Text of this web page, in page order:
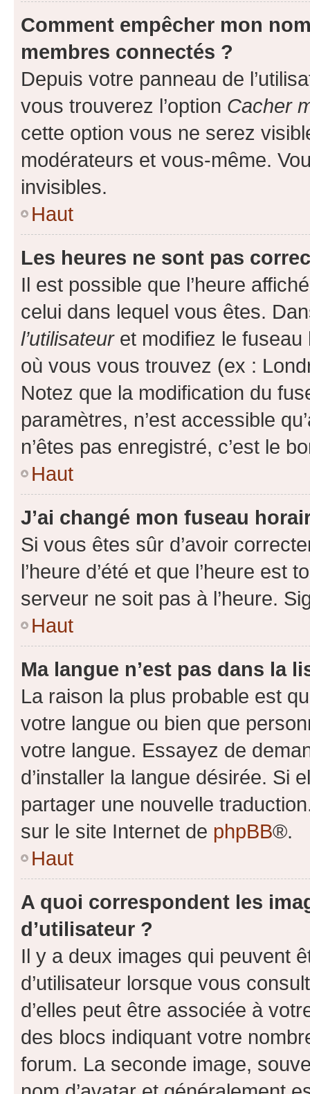
Comment empêcher mon
membres connectés ?
Depuis votre panneau de
vous trouverez l’option Cacher
cette option vous ne serez
modérateurs et vous-même.
invisibles.
Haut
Les heures ne sont pas
Il est possible que l’heure
celui dans lequel vous êtes.
l’utilisateuret modifiez le fuseau
où vous vous trouvez (ex :
Notez que la modification du
paramètres, n’est accessible
n’êtes pas enregistré, c’est le
Haut
J’ai changé mon fuseau
Si vous êtes sûr d’avoir
l’heure d’été et que l’heure est
serveur ne soit pas à l’heure.
Haut
Ma langue n’est pas dans la
La raison la plus probable est
votre langue ou bien que
votre langue. Essayez de
d’installer la langue désirée. Si
partager une nouvelle
sur le site Internet de phpBB®.
Haut
A quoi correspondent les
d’utilisateur ?
Il y a deux images qui peuvent
d’utilisateur lorsque vous
d’elles peut être associée à
des blocs indiquant votre
forum. La seconde image,